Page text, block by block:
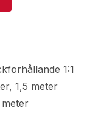
1:1
1,5 meter